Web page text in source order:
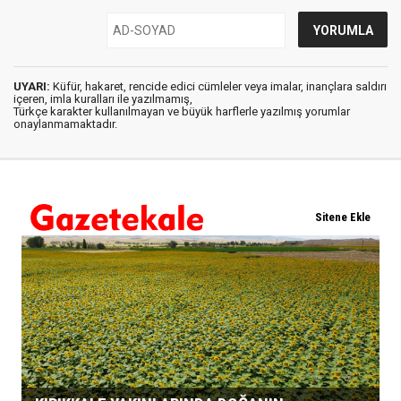
UYARI: Küfür, hakaret, rencide edici cümleler veya imalar, inançlara saldırı
içeren, imla kuralları ile yazılmamış,
Türkçe karakter kullanılmayan ve büyük harflerle yazılmış yorumlar
onaylanmamaktadır.